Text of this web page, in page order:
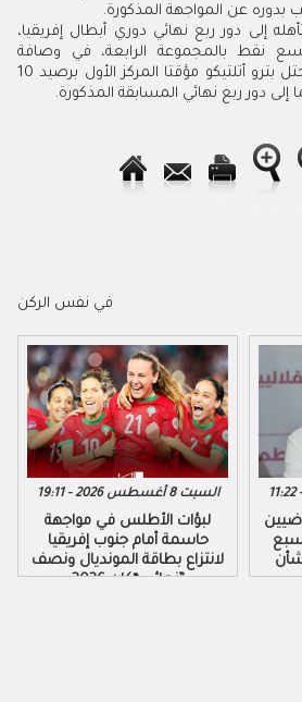
بدوره عن المواجهة المذكورة.
إلى دور ربع نهائي دوري أبطال إفريقيا،
نقط بالمجموعة الرابعة، في وصافة
المجموعة الرابعة، فيما يحتل بترو أتلتيكو مؤقتا المركز الأول برصيد 10
دور ربع نهائي المسابقة المذكورة.
في نفس الركن
السبت 8 أغسطس 2026 - 19:11
لبؤات الأطلس في مواجهة
حاسمة أمام جنوب إفريقيا
لانتزاع بطاقة المونديال ونصف
نهائي “كان 2026”
سبع